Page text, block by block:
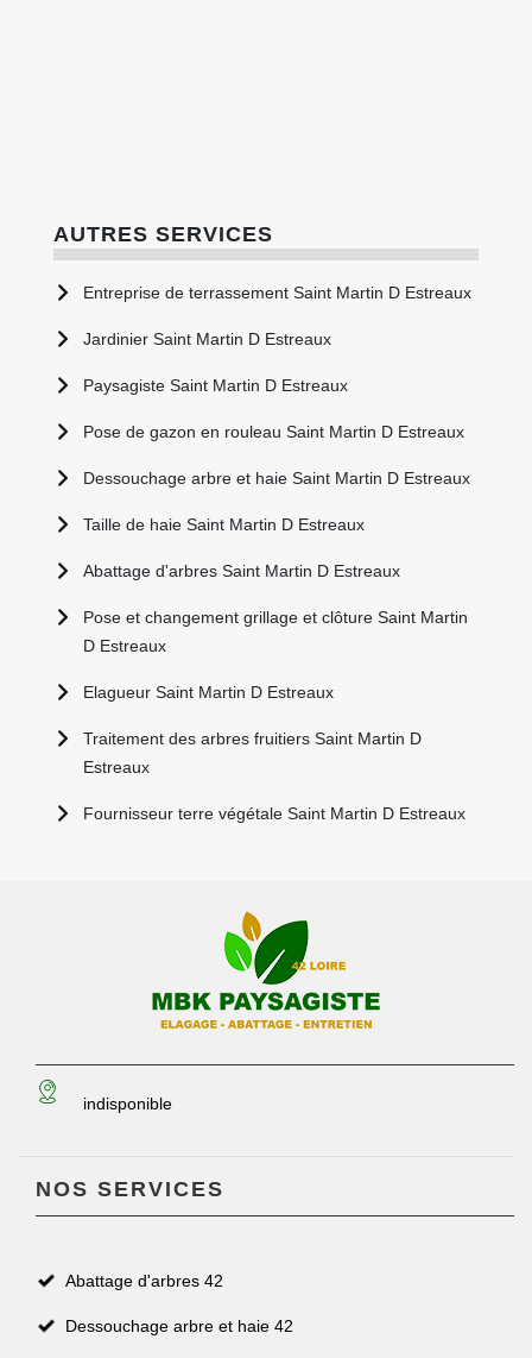
AUTRES SERVICES
Entreprise de terrassement Saint Martin D Estreaux
Jardinier Saint Martin D Estreaux
Paysagiste Saint Martin D Estreaux
Pose de gazon en rouleau Saint Martin D Estreaux
Dessouchage arbre et haie Saint Martin D Estreaux
Taille de haie Saint Martin D Estreaux
Abattage d'arbres Saint Martin D Estreaux
Pose et changement grillage et clôture Saint Martin
D Estreaux
Elagueur Saint Martin D Estreaux
Traitement des arbres fruitiers Saint Martin D
Estreaux
Fournisseur terre végétale Saint Martin D Estreaux
indisponible
NOS SERVICES
Abattage d'arbres 42
Dessouchage arbre et haie 42